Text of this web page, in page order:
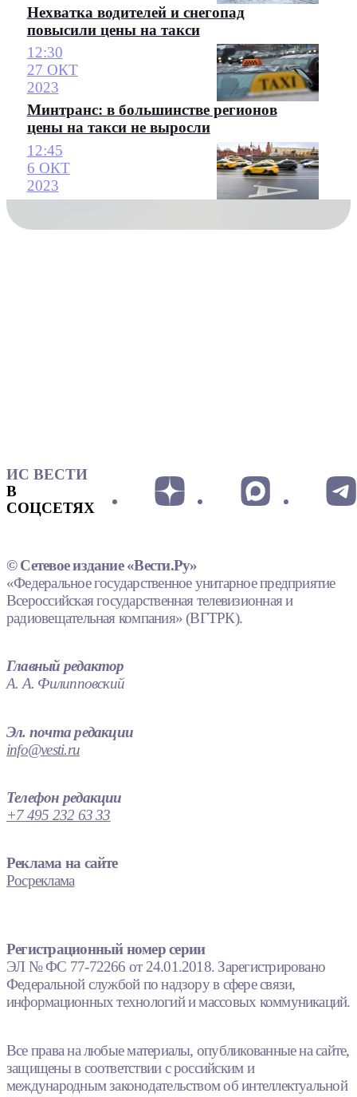
Нехватка водителей и снегопад
повысили цены на такси
12:30
27 ОКТ
2023
Минтранс: в большинстве регионов
цены на такси не выросли
12:45
6 ОКТ
2023
ИС ВЕСТИ
В
СОЦСЕТЯХ
© Сетевое издание «Вести.Ру»
«Федеральное государственное унитарное предприятие
Всероссийская государственная телевизионная и
радиовещательная компания» (ВГТРК).
Главный редактор
А. А. Филипповский
Эл. почта редакции
info@vesti.ru
Телефон редакции
+7 495 232 63 33
Реклама на сайте
Росреклама
Регистрационный номер серии
ЭЛ № ФС 77-72266 от 24.01.2018. Зарегистрировано
Федеральной службой по надзору в сфере связи,
информационных технологий и массовых коммуникаций.
Все права на любые материалы, опубликованные на сайте,
защищены в соответствии с российским и
международным законодательством об интеллектуальной